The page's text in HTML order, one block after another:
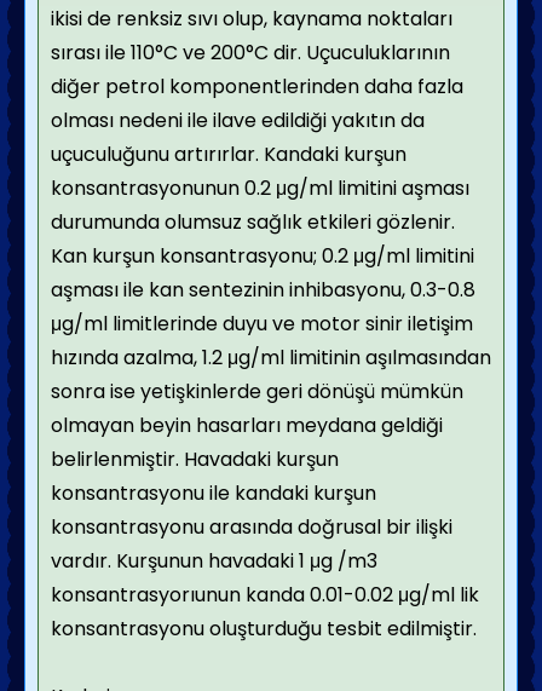
ikisi de renksiz sıvı olup, kaynama noktaları
sırası ile 110°C ve 200°C dir. Uçuculuklarının
diğer petrol komponentlerinden daha fazla
olması nedeni ile ilave edildiği yakıtın da
uçuculuğunu artırırlar. Kandaki kurşun
konsantrasyonunun 0.2 μg/ml limitini aşması
durumunda olumsuz sağlık etkileri gözlenir.
Kan kurşun konsantrasyonu; 0.2 μg/ml limitini
aşması ile kan sentezinin inhibasyonu, 0.3-0.8
μg/ml limitlerinde duyu ve motor sinir iletişim
hızında azalma, 1.2 μg/ml limitinin aşılmasından
sonra ise yetişkinlerde geri dönüşü mümkün
olmayan beyin hasarları meydana geldiği
belirlenmiştir. Havadaki kurşun
konsantrasyonu ile kandaki kurşun
konsantrasyonu arasında doğrusal bir ilişki
vardır. Kurşunun havadaki 1 μg /m3
konsantrasyorıunun kanda 0.01-0.02 μg/ml lik
konsantrasyonu oluşturduğu tesbit edilmiştir.